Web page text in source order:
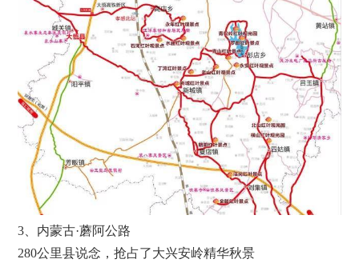
3、内蒙古·蘑阿公路
280公里县说念，抢占了大兴安岭精华秋景